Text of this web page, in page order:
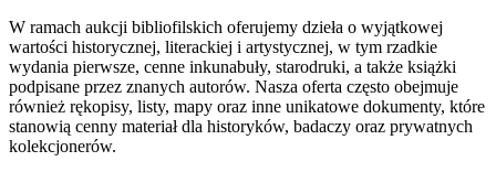
W ramach aukcji bibliofilskich oferujemy dzieła o wyjątkowej
wartości historycznej, literackiej i artystycznej, w tym rzadkie
wydania pierwsze, cenne inkunabuły, starodruki, a także książki
podpisane przez znanych autorów. Nasza oferta często obejmuje
również rękopisy, listy, mapy oraz inne unikatowe dokumenty, które
stanowią cenny materiał dla historyków, badaczy oraz prywatnych
kolekcjonerów.